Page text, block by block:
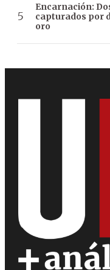
Encarnación:
capturados por
oro